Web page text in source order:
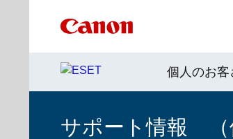
個人のお客
サポート情報 （